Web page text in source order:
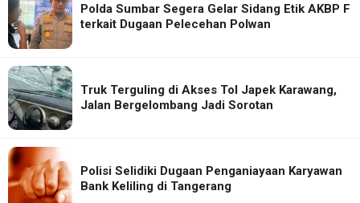
Polda Sumbar Segera Gelar Sidang Etik AKBP F
terkait Dugaan Pelecehan Polwan
Truk Terguling di Akses Tol Japek Karawang,
Jalan Bergelombang Jadi Sorotan
Polisi Selidiki Dugaan Penganiayaan Karyawan
Bank Keliling di Tangerang